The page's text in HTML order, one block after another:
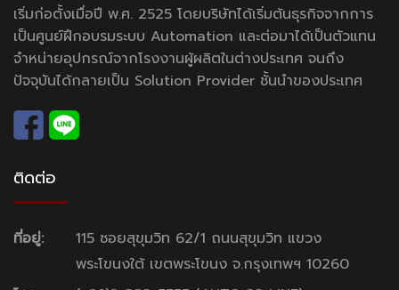
เริ่มก่อตั้งเมื่อปี พ.ศ. 2525 โดยบริษัทได้เริ่มต้นธุรกิจจากการ
เป็นศูนย์ฝึกอบรมระบบ Automation และต่อมาได้เป็นตัวแทน
จำหน่ายอุปกรณ์จากโรงงานผู้ผลิตในต่างประเทศ จนถึง
ปัจจุบันได้กลายเป็น Solution Provider ชั้นนำของประเทศ
ติดต่อ
ที่อยู่:
115 ซอยสุขุมวิท 62/1 ถนนสุขุมวิท แขวง
พระโขนงใต้ เขตพระโขนง จ.กรุงเทพฯ 10260